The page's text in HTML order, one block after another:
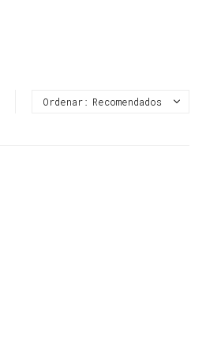
Recomendados